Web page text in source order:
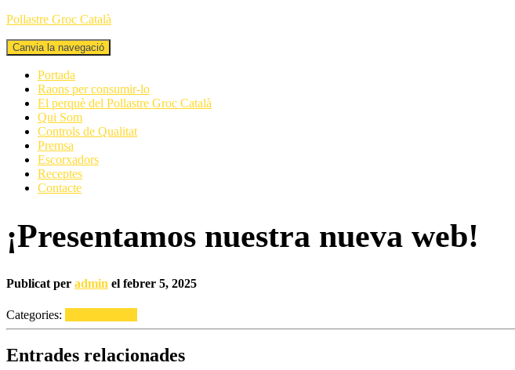
Pollastre Groc Català
Canvia la navegació
Portada
Raons per consumir-lo
El perquè del Pollastre Groc Català
Qui Som
Controls de Qualitat
Premsa
Escorxadors
Receptes
Contacte
¡Presentamos nuestra nueva web!
Publicat per admin el febrer 5, 2025
Categories:
Entrades relacionades